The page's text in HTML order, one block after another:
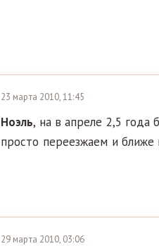
23 марта 2010, 11:45
Ноэль, на в апреле 2,5 года
просто переезжаем и ближе
29 марта 2010, 03:06